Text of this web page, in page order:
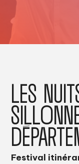
LES
Festival